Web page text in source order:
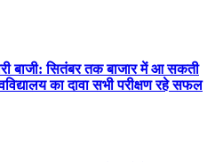
बाजी: सितंबर तक बाजार में आ सकती
का दावा सभी परीक्षण रहे सफल